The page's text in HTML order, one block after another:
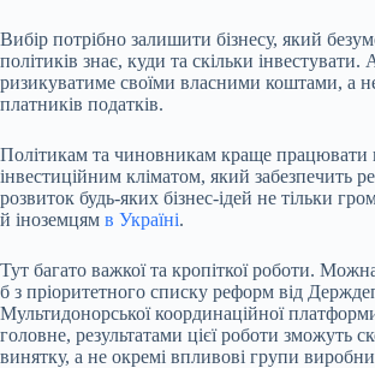
Вибір потрібно залишити бізнесу, який
політиків знає, куди та скільки інвестувати.
ризикуватиме своїми власними коштами, а
платників податків.
Політикам та чиновникам краще працювати
інвестиційним кліматом, який забезпечить
розвиток будь-яких бізнес-ідей не тільки
й іноземцям в Україні.
Тут багато важкої та кропіткої роботи.
б з пріоритетного списку реформ від
Мультидонорської координаційної
головне, результатами цієї роботи зможуть
винятку, а не окремі впливові групи